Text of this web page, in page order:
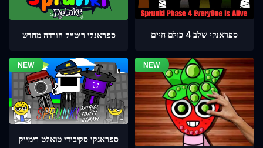
ספראנקי ריטייק הורדה מחדש ספראנקי שלב 4 כולם חיים
ספראנקי סקיבידי טואלט רימייק